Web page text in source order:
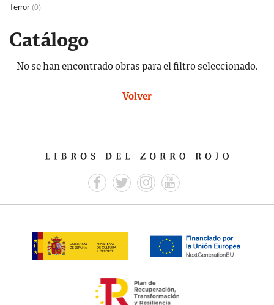
Terror (0)
Catálogo
No se han encontrado obras para el filtro seleccionado.
Volver